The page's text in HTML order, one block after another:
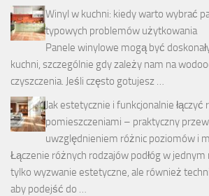
Winyl w kuchni: kiedy warto wybrać
typowych problemów użytkowania
Panele winylowe mogą być
kuchni, szczególnie gdy zależy nam na
czyszczenia. Jeśli często gotujesz …
Jak estetycznie i funkcjonalnie
pomieszczeniami – praktyczny
uwzględnieniem różnic poziomów i
Łączenie różnych rodzajów podłóg w
tylko wyzwanie estetyczne, ale również
aby podejść do …